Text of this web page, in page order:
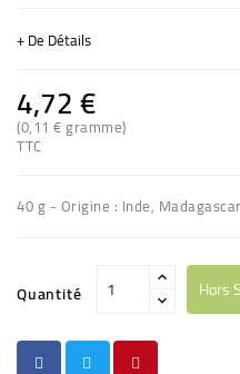
+ De Détails
4,72 €
(0,11 € gramme)
TTC
40 g - Origine : Inde,
Quantité Hors